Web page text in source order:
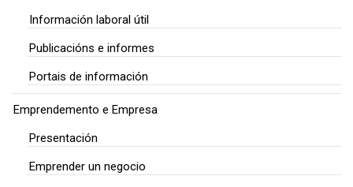
Información laboral útil
Publicacións e informes
Portais de información
Emprendemento e Empresa
Presentación
Emprender un negocio